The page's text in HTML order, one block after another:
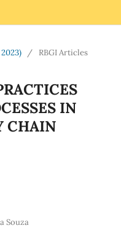
/ RBGI Articles
IN
CHAIN
Souza